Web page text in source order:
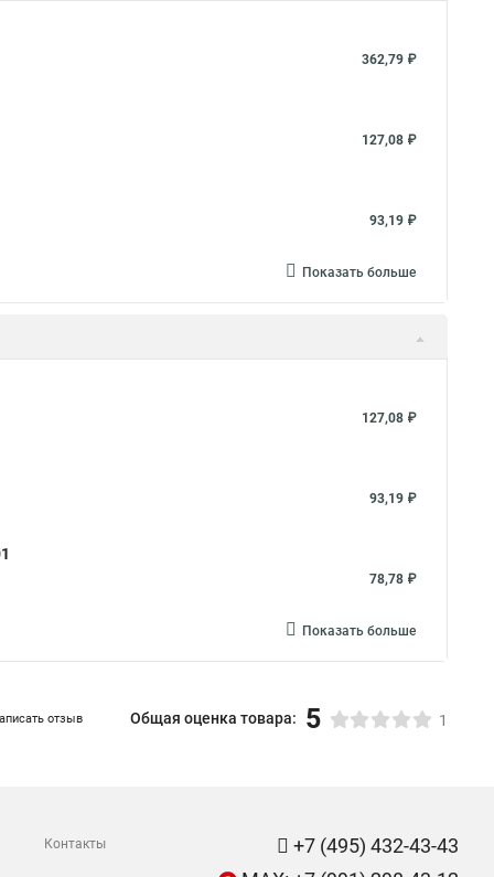
362,79 ₽
127,08 ₽
93,19 ₽
Показать больше
127,08 ₽
93,19 ₽
78,78 ₽
Показать больше
отзыв Общая оценка товара: 5 1
Контакты
+7 (495) 432-43-43